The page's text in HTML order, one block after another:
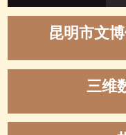
昆明市文
三维